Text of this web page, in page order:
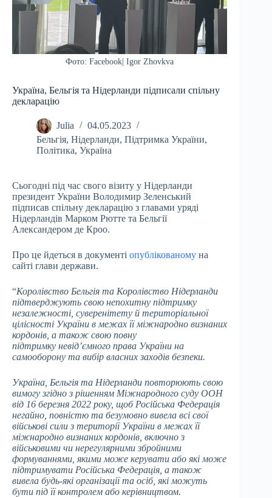
Фото: Facebook| Igor Zhovkva
Україна, Бельгія та Нідерланди підписали спільну
декларацію
Julia
04.05.2023
Бельгія, Нідерланди, Підтримка України,
Політика, Україна
Сьогодні під час свого візиту у Нідерланди
президент України Володимир Зеленський
підписав спільну декларацію з главами уряді
Нідерландів Марком Рютте та Бельгії
Александером де Кроо.
Про це йдеться в документі опублікованому на
сайті глави держави.
“Королівство Бельгія та Королівство Нідерланди
підтверджують свою непохитну підтримку
незалежності, суверенітету й територіальної
цілісності України в межах її міжнародно визнаних
кордонів, а також свою повну
підтримку невід’ємного права України на
самооборону та вибір власних заходів безпеки.
Україна, Бельгія та Нідерланди повторюють свою
вимогу згідно з рішенням Міжнародного суду ООН
від 16 березня 2022 року, щоб Російська Федерація
негайно, повністю та безумовно вивела всі свої
військові сили з території України в межах її
міжнародно визнаних кордонів, включно з
військовими чи нерегулярними збройними
формуваннями, якими може керувати або які може
підтримувати Російська Федерація, а також
вивела будь-які організації та осіб, які можуть
бути під її контролем або керівництвом.